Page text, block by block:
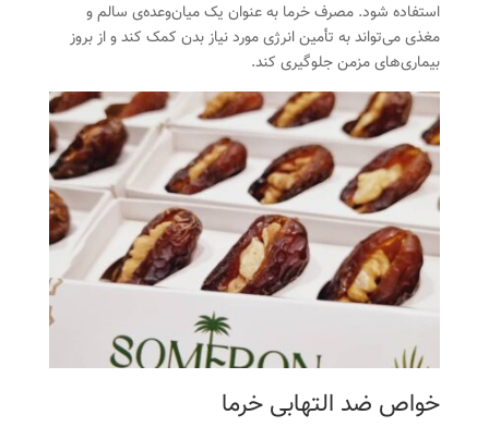
استفاده شود. مصرف خرما به عنوان یک میان‌وعده‌ی سالم و
مغذی می‌تواند به تأمین انرژی مورد نیاز بدن کمک کند و از بروز
بیماری‌های مزمن جلوگیری کند.
خواص ضد التهابی خرما